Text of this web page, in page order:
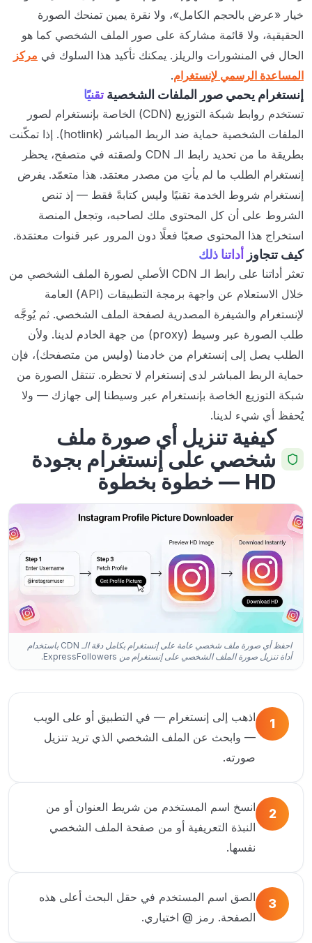
خيار «عرض بالحجم الكامل»، ولا نقرة يمين تمنحك الصورة
الحقيقية، ولا قائمة مشاركة على صور الملف الشخصي كما هو
الحال في المنشورات والريلز. يمكنك تأكيد هذا السلوك في مركز
المساعدة الرسمي لإنستغرام.
إنستغرام يحمي صور الملفات الشخصية تقنيًا
تستخدم روابط شبكة التوزيع (CDN) الخاصة بإنستغرام لصور
الملفات الشخصية حماية ضد الربط المباشر (hotlink). إذا تمكّنت
بطريقة ما من تحديد رابط الـ CDN ولصقته في متصفح، يحظر
إنستغرام الطلب ما لم يأتِ من مصدر معتمَد. هذا متعمّد. يفرض
إنستغرام شروط الخدمة تقنيًا وليس كتابةً فقط — إذ تنص
الشروط على أن كل المحتوى ملك لصاحبه، وتجعل المنصة
استخراج هذا المحتوى صعبًا فعلًا دون المرور عبر قنوات معتمَدة.
كيف تتجاوز أداتنا ذلك
تعثر أداتنا على رابط الـ CDN الأصلي لصورة الملف الشخصي من
خلال الاستعلام عن واجهة برمجة التطبيقات (API) العامة
لإنستغرام والشيفرة المصدرية لصفحة الملف الشخصي. ثم يُوجَّه
طلب الصورة عبر وسيط (proxy) من جهة الخادم لدينا. ولأن
الطلب يصل إلى إنستغرام من خادمنا (وليس من متصفحك)، فإن
حماية الربط المباشر لدى إنستغرام لا تحظره. تنتقل الصورة من
شبكة التوزيع الخاصة بإنستغرام عبر وسيطنا إلى جهازك — ولا
يُحفظ أي شيء لدينا.
كيفية تنزيل أي صورة ملف
شخصي على إنستغرام بجودة
HD — خطوة بخطوة
احفظ أي صورة ملف شخصي عامة على إنستغرام بكامل دقة الـ CDN باستخدام
أداة تنزيل صورة الملف الشخصي على إنستغرام من ExpressFollowers.
1
اذهب إلى إنستغرام — في التطبيق أو على الويب
— وابحث عن الملف الشخصي الذي تريد تنزيل
صورته.
2
انسخ اسم المستخدم من شريط العنوان أو من
النبذة التعريفية أو من صفحة الملف الشخصي
نفسها.
3
الصق اسم المستخدم في حقل البحث أعلى هذه
الصفحة. رمز @ اختياري.